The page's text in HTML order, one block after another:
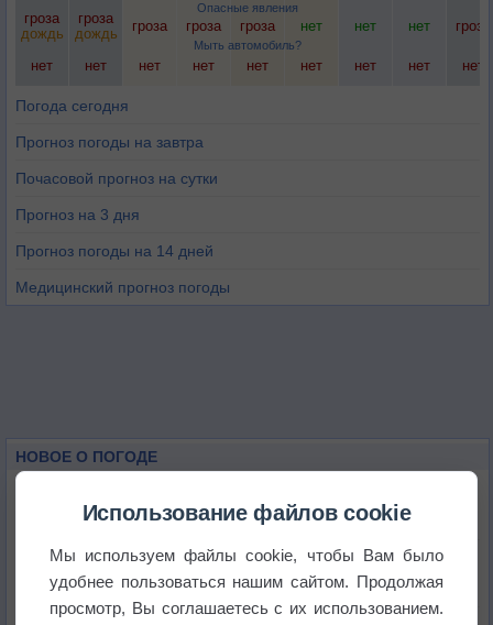
Опасные явления
Мыть автомобиль?
гроза
дождь
гроза
дождь
гроза гроза гроза нет нет нет гроза
нет нет нет нет нет нет нет нет нет
Погода сегодня
Прогноз погоды на завтра
Почасовой прогноз на сутки
Прогноз на 3 дня
Прогноз погоды на 14 дней
Медицинский прогноз погоды
НОВОЕ О ПОГОДЕ
Приложение построит маршрут через тень
Использование файлов cookie
Мы используем файлы cookie, чтобы Вам было
удобнее пользоваться нашим сайтом. Продолжая
просмотр, Вы соглашаетесь с их использованием.